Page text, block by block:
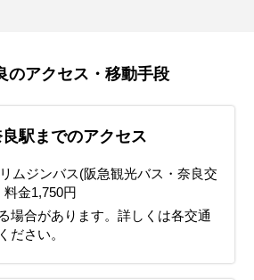
のアクセス・移動手段
駅までのアクセス
ムジンバス(阪急観光バス・奈良交
金1,750円
場合があります。詳しくは各交通
ださい。